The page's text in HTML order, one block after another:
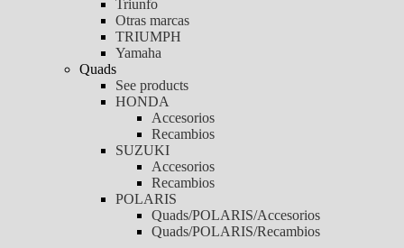
Triunfo
Otras marcas
TRIUMPH
Yamaha
Quads
See products
HONDA
Accesorios
Recambios
SUZUKI
Accesorios
Recambios
POLARIS
Quads/POLARIS/Accesorios
Quads/POLARIS/Recambios